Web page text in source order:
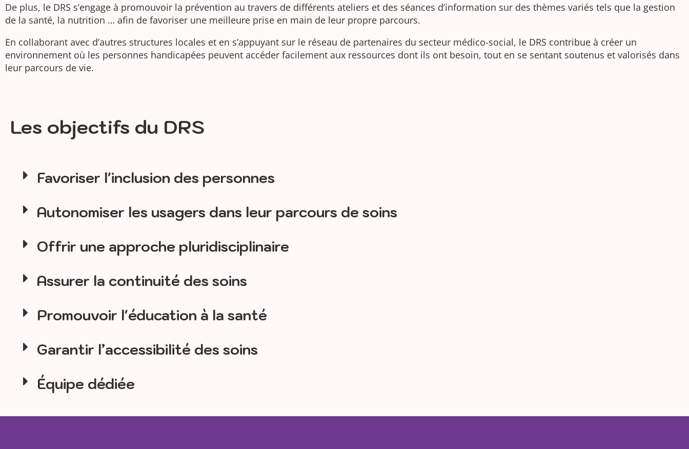
De plus, le DRS s’engage à promouvoir la prévention au travers de différents ateliers et des séances d’information sur des thèmes variés tels que la gestion
de la santé, la nutrition … afin de favoriser une meilleure prise en main de leur propre parcours.
En collaborant avec d’autres structures locales et en s’appuyant sur le réseau de partenaires du secteur médico-social, le DRS contribue à créer un
environnement où les personnes handicapées peuvent accéder facilement aux ressources dont ils ont besoin, tout en se sentant soutenus et valorisés dans
leur parcours de vie.
Les objectifs du DRS
Favoriser l'inclusion des personnes
Autonomiser les usagers dans leur parcours de soins
Offrir une approche pluridisciplinaire
Assurer la continuité des soins
Promouvoir l'éducation à la santé
Garantir l’accessibilité des soins
Équipe dédiée